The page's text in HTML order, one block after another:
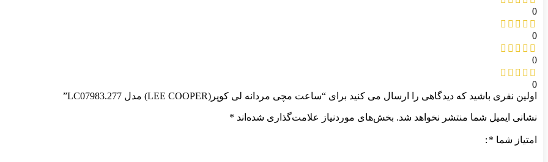
0
0
0
0
اولین نفری باشید که دیدگاهی را ارسال می کنید برای “ساعت مچی مردانه لی کوپر(LEE COOPER) مدل LC07983.277”
نشانی ایمیل شما منتشر نخواهد شد. بخش‌های موردنیاز علامت‌گذاری شده‌اند *
امتیاز شما *